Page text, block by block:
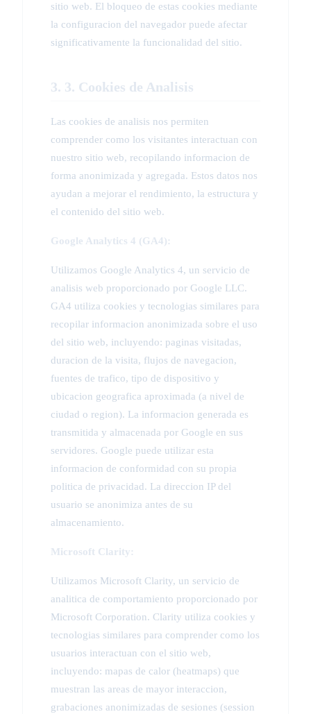
sitio web. El bloqueo de estas cookies mediante
la configuracion del navegador puede afectar
significativamente la funcionalidad del sitio.
3. 3. Cookies de Analisis
Las cookies de analisis nos permiten
comprender como los visitantes interactuan con
nuestro sitio web, recopilando informacion de
forma anonimizada y agregada. Estos datos nos
ayudan a mejorar el rendimiento, la estructura y
el contenido del sitio web.
Google Analytics 4 (GA4):
Utilizamos Google Analytics 4, un servicio de
analisis web proporcionado por Google LLC.
GA4 utiliza cookies y tecnologias similares para
recopilar informacion anonimizada sobre el uso
del sitio web, incluyendo: paginas visitadas,
duracion de la visita, flujos de navegacion,
fuentes de trafico, tipo de dispositivo y
ubicacion geografica aproximada (a nivel de
ciudad o region). La informacion generada es
transmitida y almacenada por Google en sus
servidores. Google puede utilizar esta
informacion de conformidad con su propia
politica de privacidad. La direccion IP del
usuario se anonimiza antes de su
almacenamiento.
Microsoft Clarity:
Utilizamos Microsoft Clarity, un servicio de
analitica de comportamiento proporcionado por
Microsoft Corporation. Clarity utiliza cookies y
tecnologias similares para comprender como los
usuarios interactuan con el sitio web,
incluyendo: mapas de calor (heatmaps) que
muestran las areas de mayor interaccion,
grabaciones anonimizadas de sesiones (session